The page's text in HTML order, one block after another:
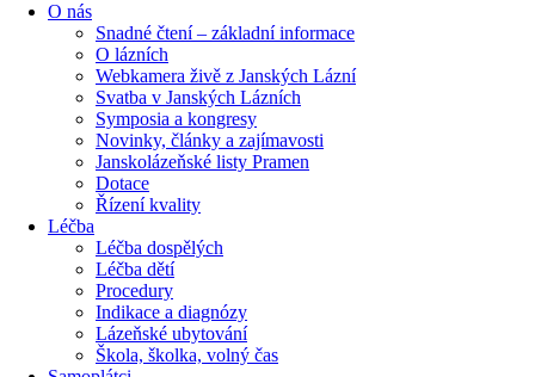
O nás
Snadné čtení – základní informace
O lázních
Webkamera živě z Janských Lázní
Svatba v Janských Lázních
Symposia a kongresy
Novinky, články a zajímavosti
Janskolázeňské listy Pramen
Dotace
Řízení kvality
Léčba
Léčba dospělých
Léčba dětí
Procedury
Indikace a diagnózy
Lázeňské ubytování
Škola, školka, volný čas